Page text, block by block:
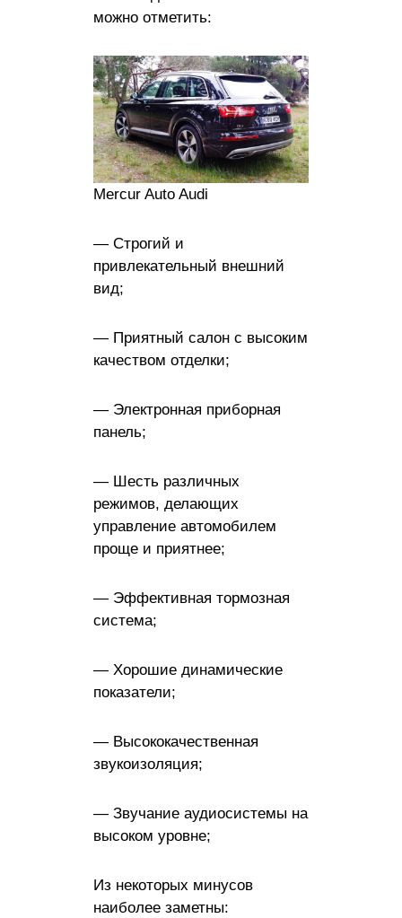
можно отметить:
Mercur Auto Audi
— Строгий и
привлекательный внешний
вид;
— Приятный салон с высоким
качеством отделки;
— Электронная приборная
панель;
— Шесть различных
режимов, делающих
управление автомобилем
проще и приятнее;
— Эффективная тормозная
система;
— Хорошие динамические
показатели;
— Высококачественная
звукоизоляция;
— Звучание аудиосистемы на
высоком уровне;
Из некоторых минусов
наиболее заметны: